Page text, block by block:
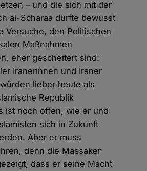
– und die sich mit der
al-Scharaa dürfte bewusst
Versuche, den Politischen
Maßnahmen
eher gescheitert sind:
Iranerinnen und Iraner
lieber heute als
Republik
ist noch offen, wie er und
sich in Zukunft
Aber er muss
denn die Massaker
dass er seine Macht